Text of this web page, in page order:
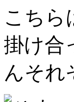
こちら
掛け合
んそれ